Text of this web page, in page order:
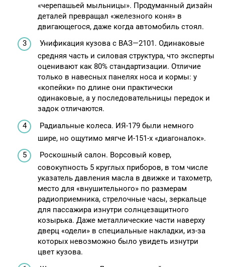
«черепашьей мыльницы». Продуманный дизайн
деталей превращал «железного коня» в
двигающегося, даже когда автомобиль стоял.
Унификация кузова с ВАЗ—2101. Одинаковые
средняя часть и силовая структура, что эксперты
оценивают как 80% стандартизации. Отличие
только в навесных панелях носа и кормы: у
«копейки» по длине они практически
одинаковые, а у последовательницы передок и
задок отличаются.
Радиальные колеса. ИЯ-179 были немного
шире, но ощутимо мягче И-151-х «диагоналок».
Роскошный салон. Ворсовый ковер,
совокупность 5 круглых приборов, в том числе
указатель давления масла в движке и тахометр,
место для «внушительного» по размерам
радиоприемника, стрелочные часы, зеркальце
для пассажира изнутри солнцезащитного
козырька. Даже металлические части наверху
дверц «одели» в специальные накладки, из-за
которых невозможно было увидеть изнутри
цвет кузова.